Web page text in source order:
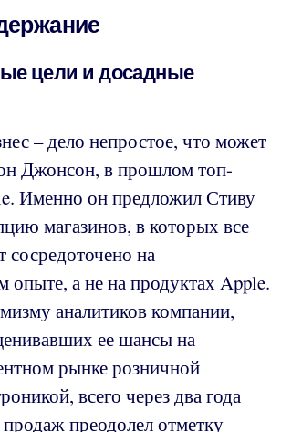
цели и досадные
– дело непростое, что может
Джонсон, в прошлом топ-
Именно он предложил Стиву
магазинов, в которых все
сосредоточено на
опыте, а не на продуктах Apple.
аналитиков компании,
ее шансы на
рынке розничной
всего через два года
преодолел отметку